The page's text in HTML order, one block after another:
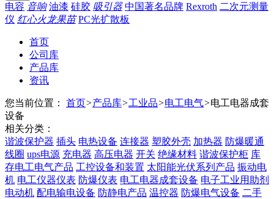
电容 音响 油漆 硅胶 吸引器 中国著名品牌 Rexroth 二次元测量
仪 红心火龙果苗 PC光扩散板
首页
公司库
产品库
资讯
您当前位置： 首页>产品库>工业品>电工电气>电工电器成套
设备
相关分类：
谐波保护器 插头 电热设备 连接器 塑胶外壳 加热器 防爆暖通
线圈 ups电源 充电器 高压电器 开关 绝缘材料 谐波保护柜 库
存电工电气产品 工控设备和装置 太阳能光伏系列产品 振动电
机 电工仪器仪表 防爆仪表 电工电器成套设备 电子工业用助剂
电动机 配电输电设备 防静电产品 温控器 防爆电气设备 二手